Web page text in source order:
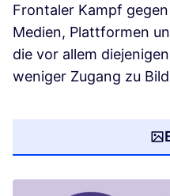
Frontaler Kampf
Medien, Plattformen
die vor allem
weniger Zugang zu